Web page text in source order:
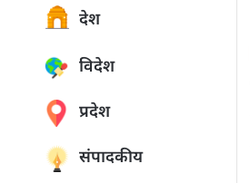
देश
विदेश
प्रदेश
संपादकीय